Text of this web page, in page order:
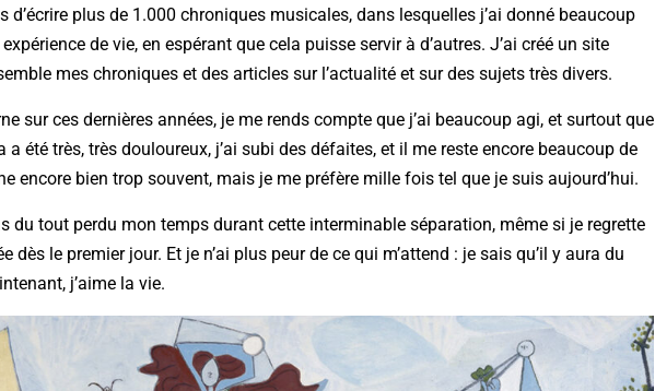
d’écrire plus de 1.000 chroniques musicales, dans lesquelles j’ai donné beaucoup
de vie, en espérant que cela puisse servir à d’autres. J’ai créé un site
mes chroniques et des articles sur l’actualité et sur des sujets très divers.
sur ces dernières années, je me rends compte que j’ai beaucoup agi, et surtout que
a été très, très douloureux, j’ai subi des défaites, et il me reste encore beaucoup de
encore bien trop souvent, mais je me préfère mille fois tel que je suis aujourd’hui.
du tout perdu mon temps durant cette interminable séparation, même si je regrette
dès le premier jour. Et je n’ai plus peur de ce qui m’attend : je sais qu’il y aura du
j’aime la vie.